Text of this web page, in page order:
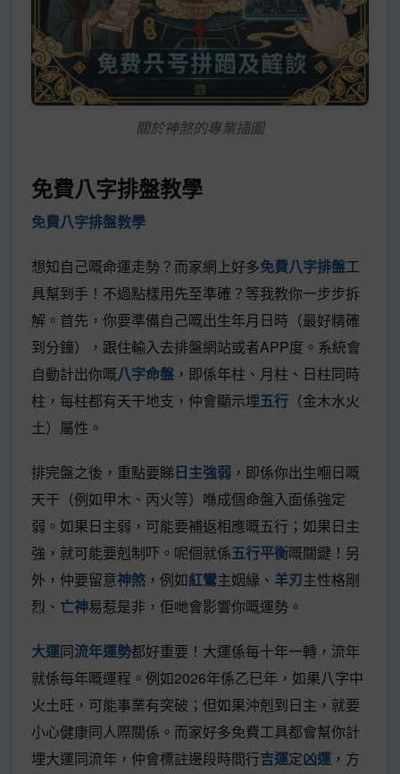
關於神煞的專業插圖
免費八字排盤教學
免費八字排盤教學
想知自己嘅命運走勢？而家網上好多免費八字排盤工
具幫到手！不過點樣用先至準確？等我教你一步步拆
解。首先，你要準備自己嘅出生年月日時（最好精確
到分鐘），跟住輸入去排盤網站或者APP度。系統會
自動計出你嘅八字命盤 ，即係年柱、月柱、日柱同時
柱，每柱都有天干地支，仲會顯示埋五行 （金木水火
土）屬性。
排完盤之後，重點要睇日主強弱 ，即係你出生嗰日嘅
天干（例如甲木、丙火等）喺成個命盤入面係強定
弱。如果日主弱，可能要補返相應嘅五行；如果日主
強，就可能要剋制吓。呢個就係五行平衡嘅關鍵！另
外，仲要留意神煞 ，例如紅鸞主姻緣、 羊刃主性格剛
烈、 亡神易惹是非，佢哋會影響你嘅運勢。
大運同流年運勢都好重要！大運係每十年一轉，流年
就係每年嘅運程。例如2026年係乙巳年，如果八字中
火土旺，可能事業有突破；但如果沖剋到日主，就要
小心健康同人際關係。而家好多免費工具都會幫你計
埋大運同流年，仲會標註邊段時間行吉運定凶運 ，方